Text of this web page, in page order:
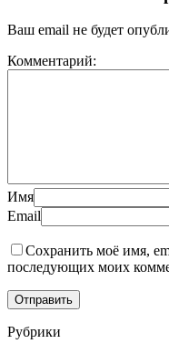
Ваш email не будет
Комментарий:
Имя
Email
Сохранить моё имя,
последующих моих
Рубрики